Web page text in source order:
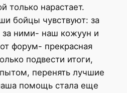
только нарастает.
бойцы чувствуют: за
за ними- наш кожуун и
форум- прекрасная
подвести итоги,
перенять лучшие
помощь стала еще